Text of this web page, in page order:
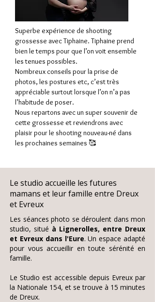
Superbe expérience de shooting
grossesse avec Tiphaine. Tiphaine prend
bien le temps pour que l’on voit ensemble
les tenues possibles.
Nombreux conseils pour la prise de
photos, les postures etc, c’est très
appréciable surtout lorsque l’on n’a pas
l’habitude de poser.
Nous repartons avec un super souvenir de
cette grossesse et reviendrons avec
plaisir pour le shooting nouveau-né dans
les prochaines semaines 🥰
Le studio accueille les futures
mamans et leur famille entre Dreux
et Evreux
Les séances photo se déroulent dans mon
studio, situé à Lignerolles, entre Dreux
et Evreux dans l'Eure. Un espace adapté
pour vous accueillir en toute sérénité en
famille.
Le Studio est accessible depuis Evreux par
la Nationale 154, et se trouve à 15 minutes
de Dreux.